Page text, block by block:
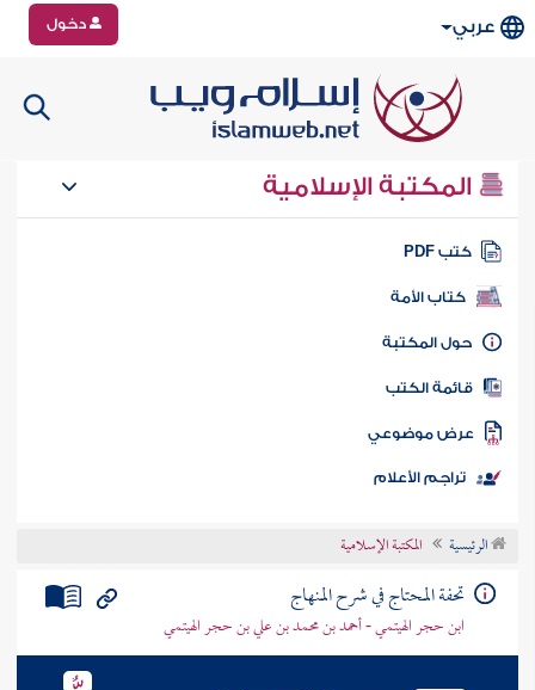
عربي دخول
المكتبة الإسلامية
كتب PDF
كتاب الأمة
المكتبة
الكتب
موضوعي
تراجم الأعلام
الرئيسية المكتبة الإسلامية
تحفة المحتاج في شرح المنهاج
ابن حجر الهيتمي - أحمد بن محمد بن علي بن حجر الهيتمي